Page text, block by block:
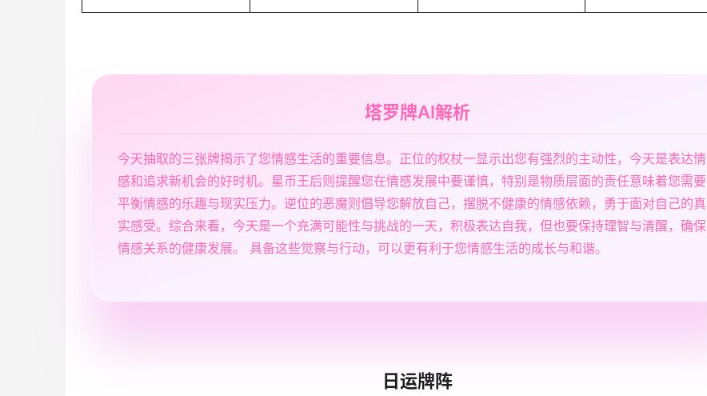
塔罗牌AI解析
今天抽取的三张牌揭示了您情感生活的重要信息。正位的权杖一显示出您有强烈的主动性，今天是表达情
感和追求新机会的好时机。星币王后则提醒您在情感发展中要谨慎，特别是物质层面的责任意味着您需要
平衡情感的乐趣与现实压力。逆位的恶魔则倡导您解放自己，摆脱不健康的情感依赖，勇于面对自己的真
实感受。综合来看，今天是一个充满可能性与挑战的一天，积极表达自我，但也要保持理智与清醒，确保
情感关系的健康发展。 具备这些觉察与行动，可以更有利于您情感生活的成长与和谐。
日运牌阵